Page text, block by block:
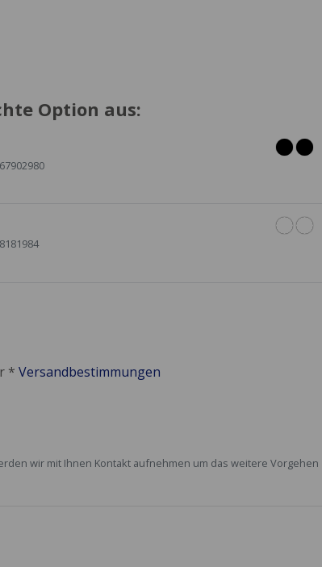
Option aus:
* Versandbestimmungen
wir mit Ihnen Kontakt aufnehmen um das weitere